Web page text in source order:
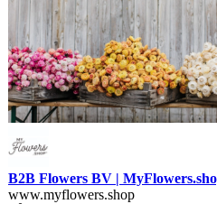
B2B Flowers BV |
www.myflowers.shop